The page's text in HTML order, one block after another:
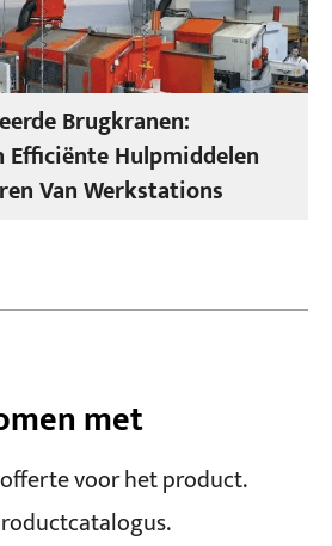
Brugkranen:
Efficiënte Hulpmiddelen
Van Werkstations
met
voor het product.